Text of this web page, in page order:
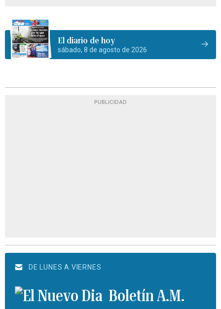
El diario de hoy
sábado, 8 de agosto de 2026
PUBLICIDAD
DE LUNES A VIERNES
Boletín A.M.